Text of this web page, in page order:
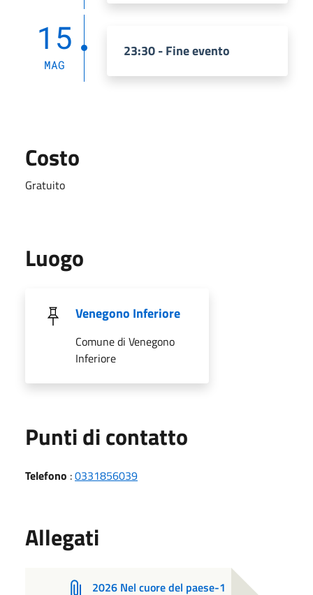
15
MAG
23:30 - Fine evento
Costo
Gratuito
Luogo
Venegono Inferiore
Comune di Venegono
Inferiore
Punti di contatto
Telefono :0331856039
Allegati
2026 Nel cuore del paese-1